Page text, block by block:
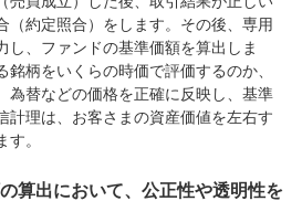
（約定照合）をします。その後、専用
し、ファンドの基準価額を算出しま
柄をいくらの時価で評価するのか、
為替などの価格を正確に反映し、基準
計理は、お客さまの資産価値を左右す
。
算出において、公正性や透明性を